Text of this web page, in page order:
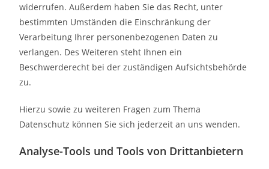
widerrufen. Außerdem haben Sie das Recht, unter
bestimmten Umständen die Einschränkung der
Verarbeitung Ihrer personenbezogenen Daten zu
verlangen. Des Weiteren steht Ihnen ein
Beschwerderecht bei der zuständigen Aufsichtsbehörde
zu.
Hierzu sowie zu weiteren Fragen zum Thema
Datenschutz können Sie sich jederzeit an uns wenden.
Analyse-Tools und Tools von Dritt­anbietern